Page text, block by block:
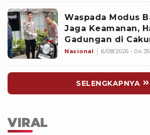
Waspada Modus
Jaga Keamanan,
Gadungan di
Basah Curi Motor
Nasional 6/08/2026 - 04:35
SELENGKAPNYA
VIRAL